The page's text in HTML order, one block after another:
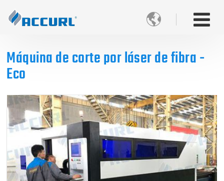

Máquina de corte por láser de fibra -
Eco